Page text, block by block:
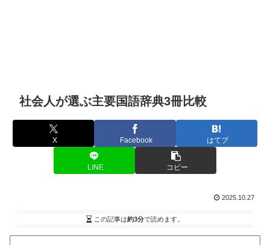
社会人が選ぶ主要国語辞典3冊比較
X Facebook はてブ
LINE コピー
2025.10.27
この記事は約3分で読めます。